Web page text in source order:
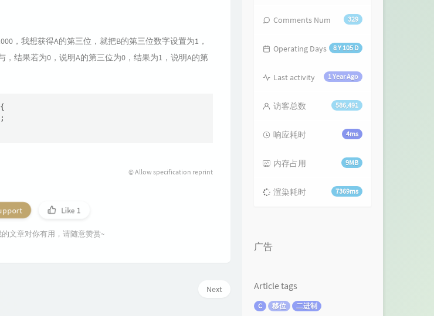
，我想获得A的第三位，就把B的第三位数字设置为1，
，结果若为0，说明A的第三位为0，结果为1，说明A的第
© Allow specification reprint
Like 1
文章对你有用，请随意赞赏~
Next
329
Comments Num
8 Y 105 D
Operating Days
1 Year Ago
Last activity
586,491
访客总数
4ms
响应耗时
9MB
内存占用
7369ms
渲染耗时
广告
Article tags
C 移位 二进制